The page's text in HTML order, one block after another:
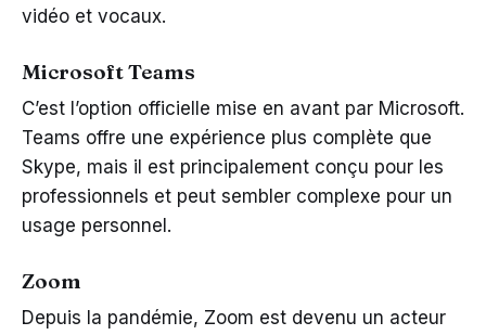
vidéo et vocaux.
Microsoft Teams
C’est l’option officielle mise en avant par Microsoft.
Teams offre une expérience plus complète que
Skype, mais il est principalement conçu pour les
professionnels et peut sembler complexe pour un
usage personnel.
Zoom
Depuis la pandémie, Zoom est devenu un acteur